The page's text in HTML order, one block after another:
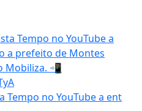
Tempo no YouTube a ent